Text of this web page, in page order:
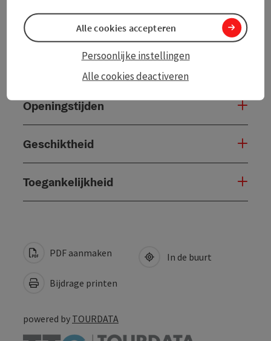
Verzorging
Openingstijden
Geschiktheid
Toegankelijkheid
PDF aanmaken
Bijdrage printen
In de buurt
powered by TOURDATA
Alle cookies deactiveren
Persoonlijke instellingen
Alle cookies accepteren